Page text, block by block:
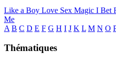
Like a Boy Love Sex Magic I Bet
Me
A B C D E F G H I J K L M N O
Thématiques